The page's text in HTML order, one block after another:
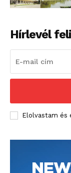
Hírlevél
Elolvastam és